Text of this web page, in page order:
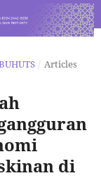
/ Articles
di